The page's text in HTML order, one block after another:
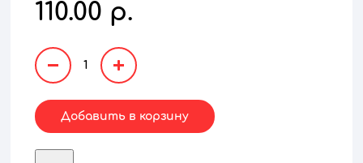
110.00 р.
1
Добавить в корзину